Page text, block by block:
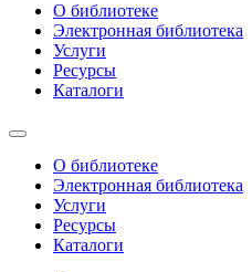
О библиотеке
Электронная библиотека
Услуги
Ресурсы
Каталоги
О библиотеке
Электронная библиотека
Услуги
Ресурсы
Каталоги